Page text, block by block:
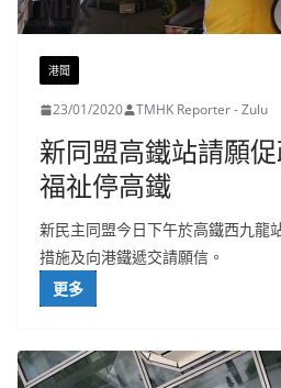
港聞
23/01/2020 TMHK Reporter - Zulu
新同盟高鐵站請願
福祉停高鐵
新民主同盟今日下午於高鐵西九龍
措施及向港鐵遞交請願信。
更多